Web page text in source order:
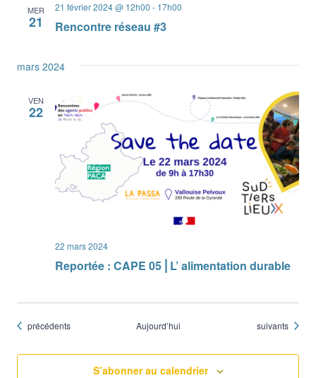
MER
21 Rencontre réseau #3
21 février 2024 @ 12h00 - 17h00
mars 2024
VEN
22
Reportée : CAPE 05 ⎜L’ alimentation durable
22 mars 2024
Évènements
précédents Aujourd’hui Évènements
suivants
S’abonner au calendrier